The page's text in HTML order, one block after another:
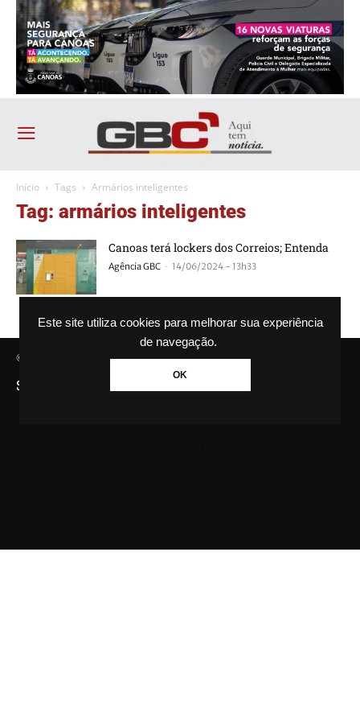
Este site utiliza cookies para melhorar sua experiência
de navegação.
OK
Início Tags Armários inteligentes
Tag: armários inteligentes
Canoas terá lockers dos Correios; Entenda
Agência GBC - 14/06/2024 - 13h33
© Agência GBC. Aqui tem notícia. Todos os direitos reservados.
SAIBA MAIS SOBRE A AGÊNCIA GBC